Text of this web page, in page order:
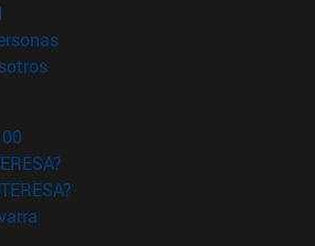
(abre en nueva ventana)
(abre en nueva ventana)